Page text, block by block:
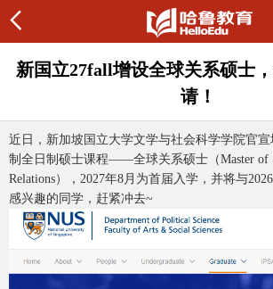
新国立27fall增设全球关系硕士
请！
近日，新加坡国立大学文学与社会科学学院官
制全日制硕士课程——全球关系硕士（Master of
Relations），2027年8月为首届入学，并将与
感兴趣的同学，赶紧冲去~